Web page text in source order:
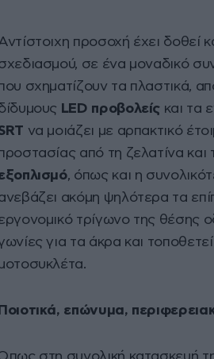
προσοχή έχει δοθεί
σε ένα μοναδικό
σχηματίζουν τα πλαστικά,
LED προβολείς και τα
να μοιάζει με αρπακτικό
από τη ζελατίνα και
, όπως και η
ακόμη ψηλότερα τα
τρίγωνο της θέσης
για τα άκρα και
Ποιοτικά, επώνυμα,